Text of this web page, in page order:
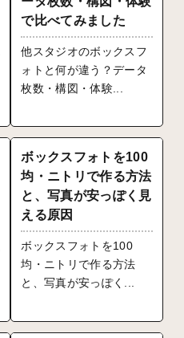
で比べてみました
他スタジオのボックスフ
ォトと何が違う？データ
枚数・構図・体験...
ボックスフォトを100
均・ニトリで作る方法
と、写真が安っぽく見
える原因
ボックスフォトを100
均・ニトリで作る方法
と、写真が安っぽく...